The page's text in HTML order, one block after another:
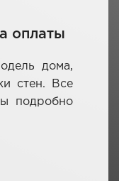
оплаты
дома,
стен. Все
подробно